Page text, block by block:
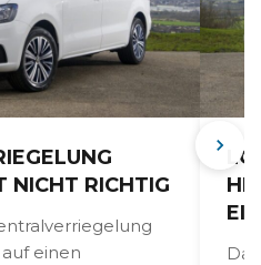
NICHT RICHTIG
einen